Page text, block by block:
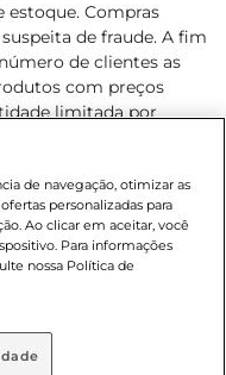
estoque. Compras
de fraude. A fim
de clientes as
com preços
limitada por
de hoje, podendo
Proibida a venda
18 anos, conforme
da Criança e do
para o
de navegação, otimizar as
personalizadas para
Ao clicar em aceitar, você
Para informações
nossa Política de